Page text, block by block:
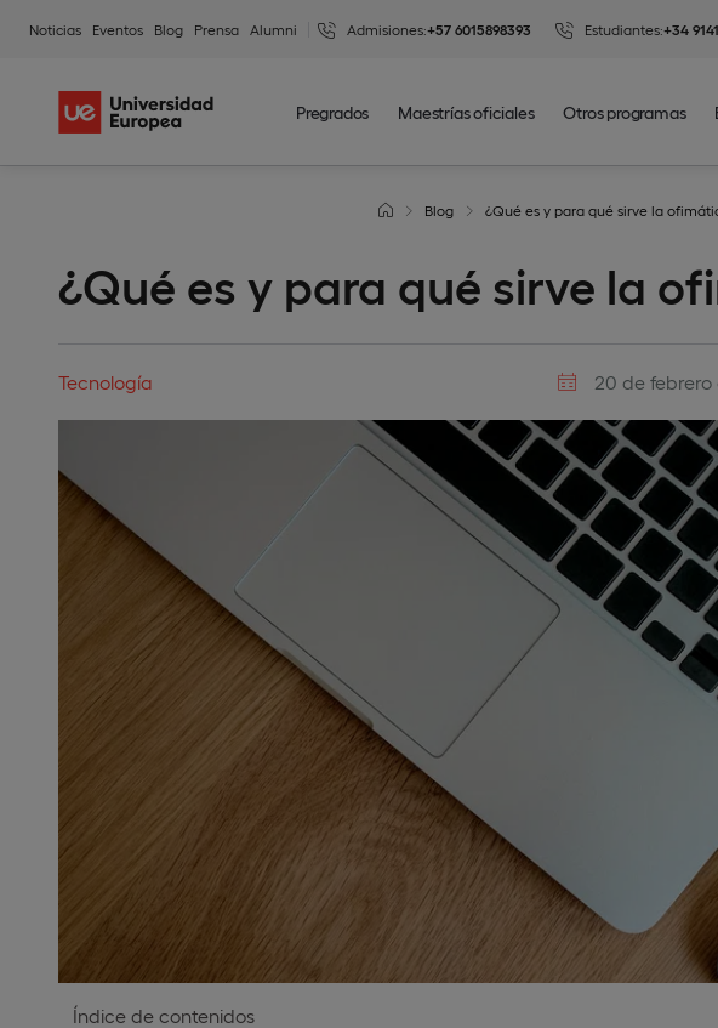
Noticias Eventos Blog Prensa Alumni Admisiones:+57 6015898393 Estudiantes:+34
Pregrados Maestrías oficiales Otros programas
Blog ¿Qué es y para qué sirve la
¿Qué es y para qué sirve la
Tecnología 20 de febrero
Índice de contenidos